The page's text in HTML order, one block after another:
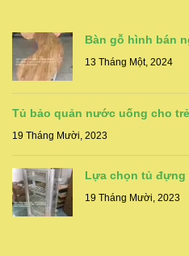
Bàn gỗ hình bán
13 Tháng Một, 2024
Tủ bảo quản nước uống cho
19 Tháng Mười, 2023
Lựa chọn tủ đựng
19 Tháng Mười, 2023